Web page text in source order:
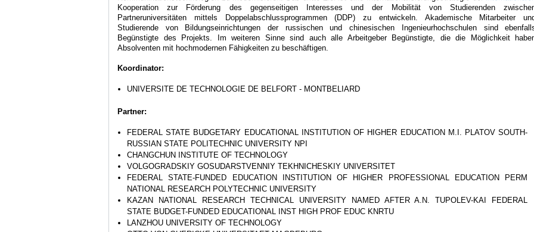
Kooperation zur Förderung des gegenseitigen Interesses und der Mobilität von Studierenden
Partneruniversitäten mittels Doppelabschlussprogrammen (DDP) zu entwickeln. Akademische Mitarbeiter
Studierende von Bildungseinrichtungen der russischen und chinesischen Ingenieurhochschulen sind
Begünstigte des Projekts. Im weiteren Sinne sind auch alle Arbeitgeber Begünstigte, die die Möglichkeit
Absolventen mit hochmodernen Fähigkeiten zu beschäftigen.
Koordinator:
UNIVERSITE DE TECHNOLOGIE DE BELFORT - MONTBELIARD
Partner:
FEDERAL STATE BUDGETARY EDUCATIONAL INSTITUTION OF HIGHER EDUCATION M.I. PLATOV SOUTH-
RUSSIAN STATE POLITECHNIC UNIVERSITY NPI
CHANGCHUN INSTITUTE OF TECHNOLOGY
VOLGOGRADSKIY GOSUDARSTVENNIY TEKHNICHESKIY UNIVERSITET
FEDERAL STATE-FUNDED EDUCATION INSTITUTION OF HIGHER PROFESSIONAL EDUCATION PERM
NATIONAL RESEARCH POLYTECHNIC UNIVERSITY
KAZAN NATIONAL RESEARCH TECHNICAL UNIVERSITY NAMED AFTER A.N. TUPOLEV-KAI FEDERAL
STATE BUDGET-FUNDED EDUCATIONAL INST HIGH PROF EDUC KNRTU
LANZHOU UNIVERSITY OF TECHNOLOGY